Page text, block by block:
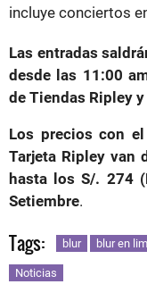
incluye conciertos
Las entradas
desde las 11:00
de Tiendas Ripley
Los precios con
Tarjeta Ripley van
hasta los S/. 274
Setiembre.
Tags: blur blur en
Noticias